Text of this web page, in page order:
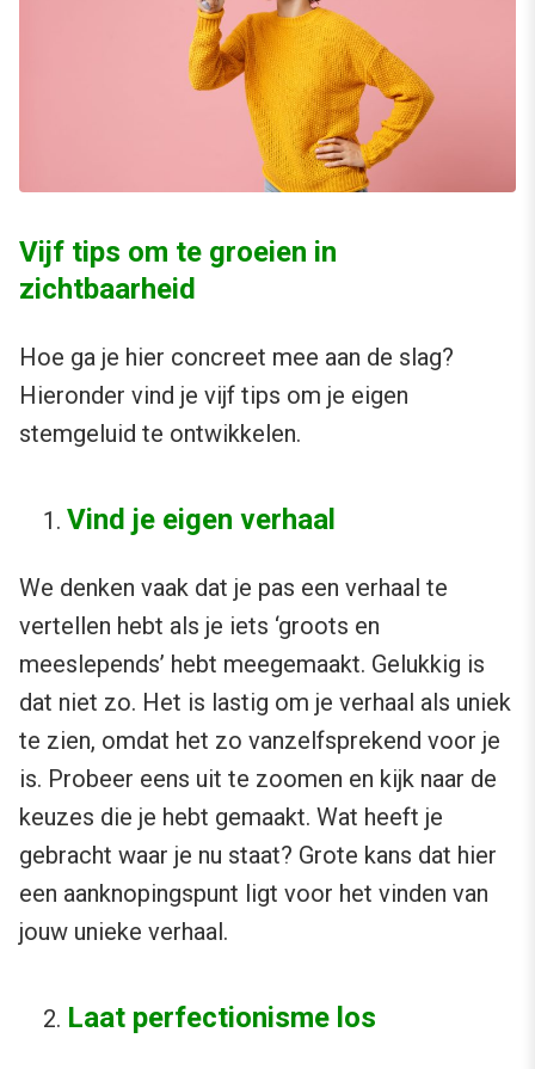
Vijf tips om te groeien in
zichtbaarheid
Hoe ga je hier concreet mee aan de slag?
Hieronder vind je vijf tips om je eigen
stemgeluid te ontwikkelen.
Vind je eigen verhaal
We denken vaak dat je pas een verhaal te
vertellen hebt als je iets ‘groots en
meeslepends’ hebt meegemaakt. Gelukkig is
dat niet zo. Het is lastig om je verhaal als uniek
te zien, omdat het zo vanzelfsprekend voor je
is. Probeer eens uit te zoomen en kijk naar de
keuzes die je hebt gemaakt. Wat heeft je
gebracht waar je nu staat? Grote kans dat hier
een aanknopingspunt ligt voor het vinden van
jouw unieke verhaal.
Laat perfectionisme los